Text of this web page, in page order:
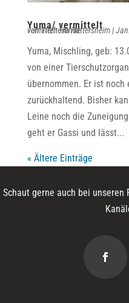
Yuma/ vermittelt
vonTierheim Hattersheim|
vermittelt Hunde
Yuma, Mischling, geb:
von einer
übernommen. Er ist noch
zurückhaltend. Bisher
Leine noch die
geht er Gassi und lässt...
« Ältere Einträge
Schaut gerne auch bei unseren